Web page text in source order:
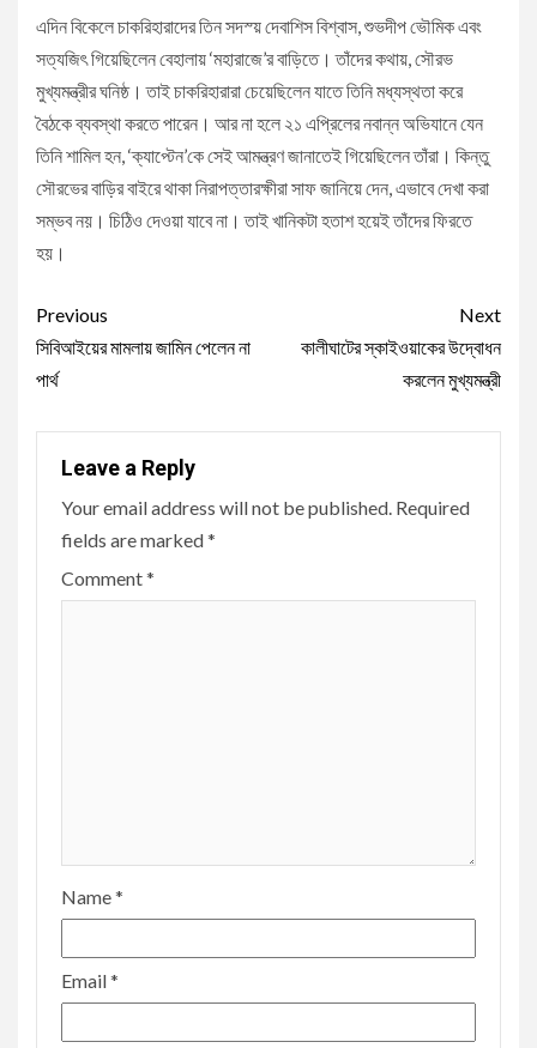
এদিন বিকেলে চাকরিহারাদের তিন সদস্য় দেবাশিস বিশ্বাস, শুভদীপ ভৌমিক এবং
সত্যজিৎ গিয়েছিলেন বেহালায় ‘মহারাজে’র বাড়িতে। তাঁদের কথায়, সৌরভ
মুখ্যমন্ত্রীর ঘনিষ্ঠ। তাই চাকরিহারারা চেয়েছিলেন যাতে তিনি মধ্যস্থতা করে
বৈঠকে ব্যবস্থা করতে পারেন। আর না হলে ২১ এপ্রিলের নবান্ন অভিযানে যেন
তিনি শামিল হন, ‘ক্যাপ্টেন’কে সেই আমন্ত্রণ জানাতেই গিয়েছিলেন তাঁরা। কিন্তু
সৌরভের বাড়ির বাইরে থাকা নিরাপত্তারক্ষীরা সাফ জানিয়ে দেন, এভাবে দেখা করা
সম্ভব নয়। চিঠিও দেওয়া যাবে না। তাই খানিকটা হতাশ হয়েই তাঁদের ফিরতে
হয়।
Continue
Reading
Previous
সিবিআইয়ের মামলায় জামিন পেলেন না
পার্থ
Next
কালীঘাটের স্কাইওয়াকের উদ্বোধন
করলেন মুখ্যমন্ত্রী
Leave a Reply
Your email address will not be published. Required
fields are marked*
Comment*
Name*
Email*